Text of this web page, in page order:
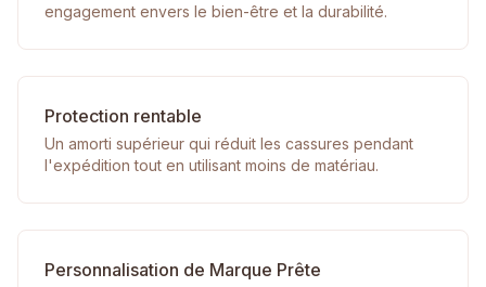
engagement envers le bien-être et la durabilité.
Protection rentable
Un amorti supérieur qui réduit les cassures pendant
l'expédition tout en utilisant moins de matériau.
Personnalisation de Marque Prête